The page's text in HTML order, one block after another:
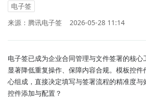
电子签
来源：腾讯电子签
2026-05-28 11:14
电子签已成为企业合同管理与文件签署的核
显著降低重复操作、保障内容合规。模板控
心组成，直接决定填写与签署流程的精准度
控件添加与配置？